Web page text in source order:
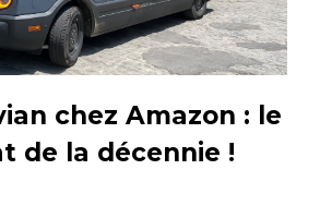
chez Amazon : le
de la décennie !